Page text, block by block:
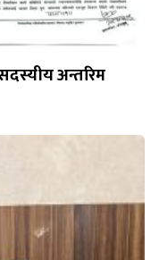
अन्तरिम